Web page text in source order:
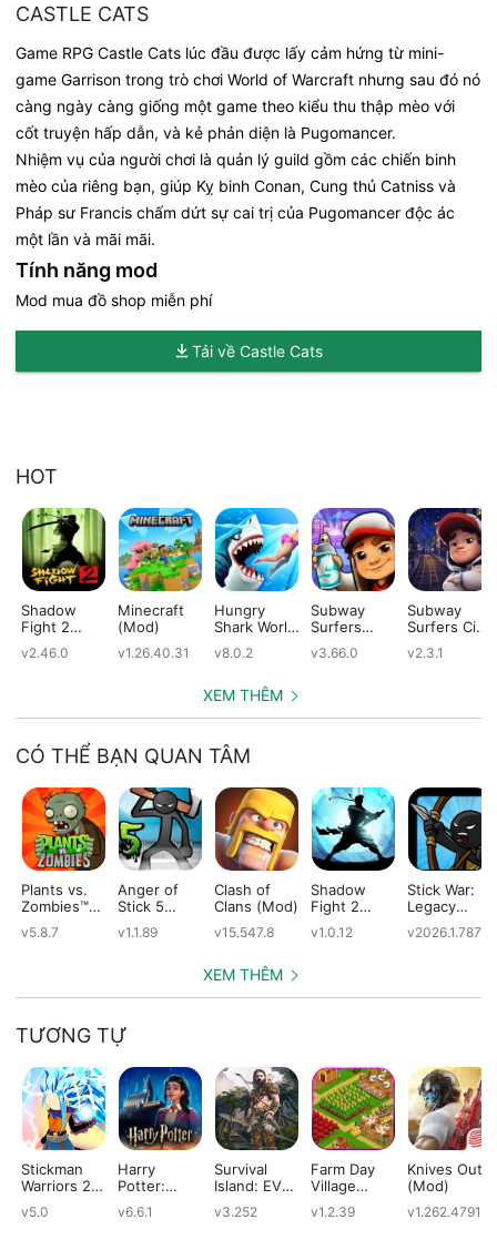
CASTLE CATS
Game RPG Castle Cats lúc đầu được lấy cảm hứng từ mini-
game Garrison trong trò chơi World of Warcraft nhưng sau đó nó
càng ngày càng giống một game theo kiểu thu thập mèo với
cốt truyện hấp dẫn, và kẻ phản diện là Pugomancer.
Nhiệm vụ của người chơi là quản lý guild gồm các chiến binh
mèo của riêng bạn, giúp Kỵ binh Conan, Cung thủ Catniss và
Pháp sư Francis chấm dứt sự cai trị của Pugomancer độc ác
một lần và mãi mãi.
Tính năng mod
Mod mua đồ shop miễn phí
Tải về Castle Cats
HOT
Shadow
Fight 2
v2.46.0
Minecraft
(Mod)
v1.26.40.31
Hungry
Shark World
v8.0.2
Subway
Surfers
v3.66.0
Subway
Surfers City
v2.3.1
XEM THÊM
CÓ THỂ BẠN QUAN TÂM
Plants vs.
Zombies™
v5.8.7
Anger of
Stick 5
v1.1.89
Clash of
Clans (Mod)
v15.547.8
Shadow
Fight 2
Edition
v1.0.12
Stick War:
Legacy
v2026.1.787
XEM THÊM
TƯƠNG TỰ
Stickman
Warriors 2 :
Dragon
v5.0
Harry
Potter:
Mystery
v6.6.1
Survival
Island: EVO
Survivor
v3.252
Farm Day
Village
Offline
v1.2.39
Knives Out
(Mod)
v1.262.479193